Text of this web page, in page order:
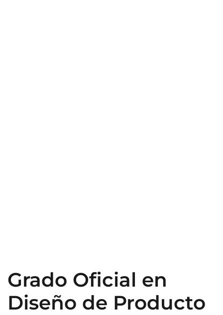
Grado Oficial en
Diseño de Producto